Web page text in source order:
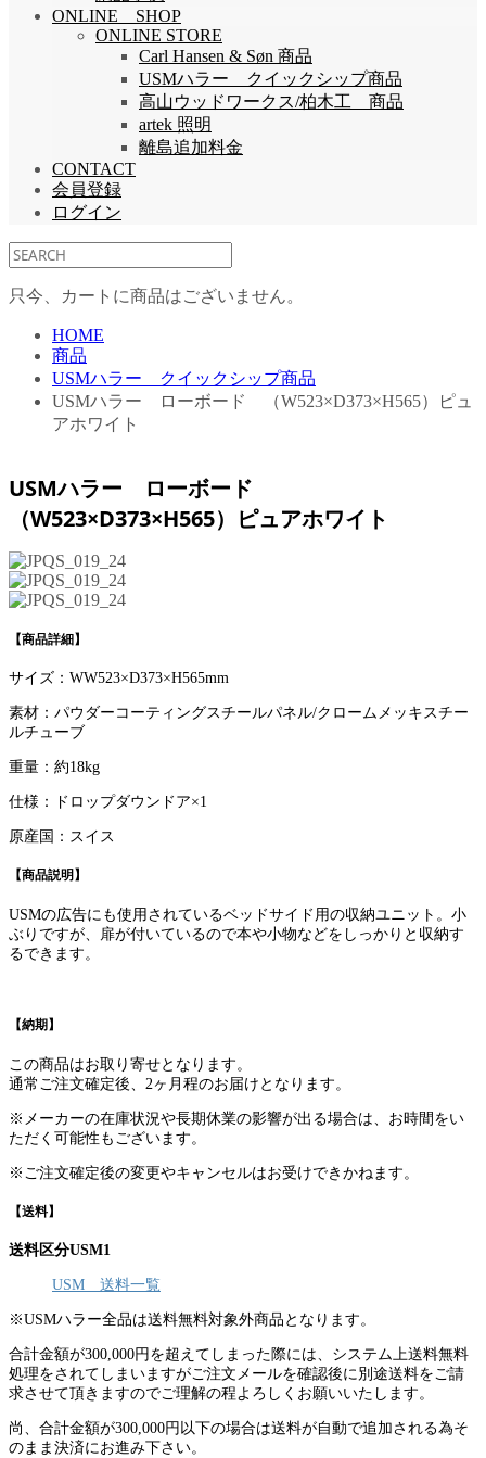
ONLINE SHOP
ONLINE STORE
Carl Hansen & Søn 商品
USMハラー クイックシップ商品
高山ウッドワークス/柏木工 商品
artek 照明
離島追加料金
CONTACT
会員登録
ログイン
只今、カートに商品はございません。
HOME
商品
USMハラー クイックシップ商品
USMハラー ローボード （W523×D373×H565）ピュ
アホワイト
USMハラー ローボード
（W523×D373×H565）ピュアホワイト
【商品詳細】
サイズ：WW523×D373×H565mm
素材：パウダーコーティングスチールパネル/クロームメッキスチー
ルチューブ
重量：約18kg
仕様：ドロップダウンドア×1
原産国：スイス
【商品説明】
USMの広告にも使用されているベッドサイド用の収納ユニット。小
ぶりですが、扉が付いているので本や小物などをしっかりと収納す
るできます。
【納期】
この商品はお取り寄せとなります。
通常ご注文確定後、2ヶ月程のお届けとなります。
※メーカーの在庫状況や長期休業の影響が出る場合は、お時間をい
ただく可能性もございます。
※ご注文確定後の変更やキャンセルはお受けできかねます。
【送料】
送料区分USM1
USM 送料一覧
※USMハラー全品は送料無料対象外商品となります。
合計金額が300,000円を超えてしまった際には、システム上送料無料
処理をされてしまいますがご注文メールを確認後に別途送料をご請
求させて頂きますのでご理解の程よろしくお願いいたします。
尚、合計金額が300,000円以下の場合は送料が自動で追加される為そ
のまま決済にお進み下さい。